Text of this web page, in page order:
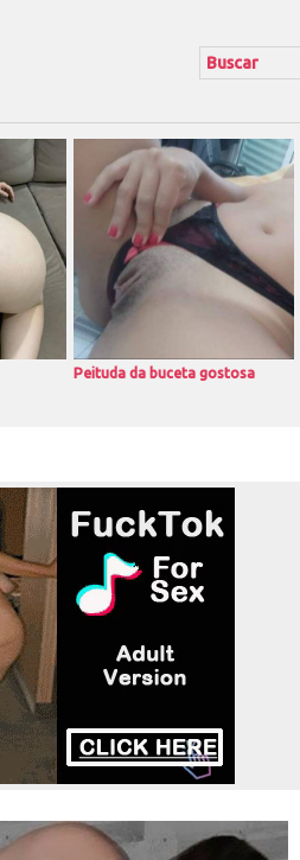
Peituda da buceta gostosa